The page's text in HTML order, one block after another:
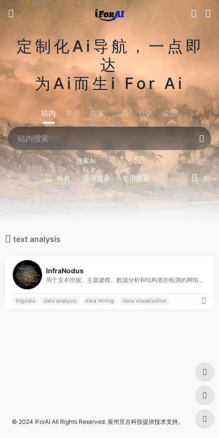
定制化Ai导航，一点即
达
为Ai而生i For Ai
站内 常用 搜索 工具 社区 生活
搜索AI
所有 通用搜索 专用搜索 所有
text analysis
InfraNodus
用于文本挖掘、主题建模、数据分析和结构差距检测的网络分析和可视化工具。
bigdata data analysis data mining data visualization
© 2024 iForAI All Rights Reserved. 泉州亘古科技提供技术支持。